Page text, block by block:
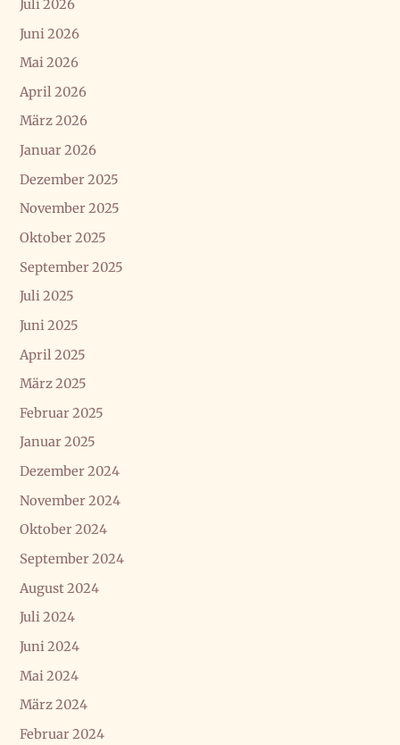
Juli 2026
Juni 2026
Mai 2026
April 2026
März 2026
Januar 2026
Dezember 2025
November 2025
Oktober 2025
September 2025
Juli 2025
Juni 2025
April 2025
März 2025
Februar 2025
Januar 2025
Dezember 2024
November 2024
Oktober 2024
September 2024
August 2024
Juli 2024
Juni 2024
Mai 2024
März 2024
Februar 2024